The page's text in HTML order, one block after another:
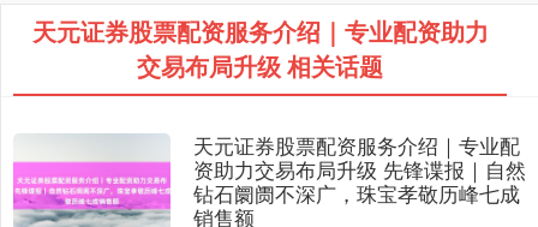
天元证券股票配资服务介绍｜专业配资助力
交易布局升级 相关话题
天元证券股票配资服务介绍｜专业配
资助力交易布局升级 先锋谍报｜自然
钻石阛阓不深广，珠宝孝敬历峰七成
销售额